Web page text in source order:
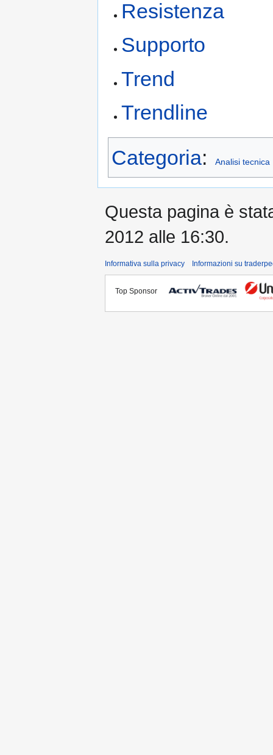
Resistenza
Supporto
Trend
Trendline
Categoria: Analisi tecnica
Questa pagina è
2012 alle 16:30.
Informativa sulla privacy Informazioni su
Top Sponsor